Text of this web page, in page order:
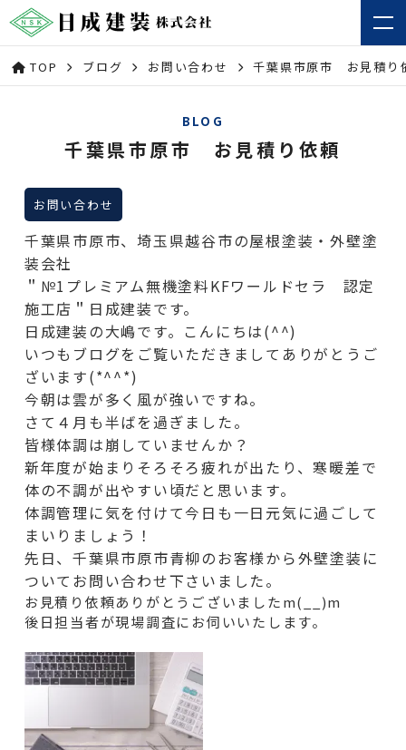
TOP ブログ お問い合わせ 千葉県市原市 お見積り
BLOG
千葉県市原市 お見積り依頼
お問い合わせ
千葉県市原市、埼玉県越谷市の屋根塗装・外壁塗
装会社
＂№1プレミアム無機塗料KFワールドセラ 認定
施工店＂日成建装です。
日成建装の大嶋です。こんにちは(^^)
いつもブログをご覧いただきましてありがとうご
ざいます(*^^*)
今朝は雲が多く風が強いですね。
さて４月も半ばを過ぎました。
皆様体調は崩していませんか？
新年度が始まりそろそろ疲れが出たり、寒暖差で
体の不調が出やすい頃だと思います。
体調管理に気を付けて今日も一日元気に過ごして
まいりましょう！
先日、千葉県市原市青柳のお客様から外壁塗装に
ついてお問い合わせ下さいました。
お見積り依頼ありがとうございましたm(__)m
後日担当者が現場調査にお伺いいたします。